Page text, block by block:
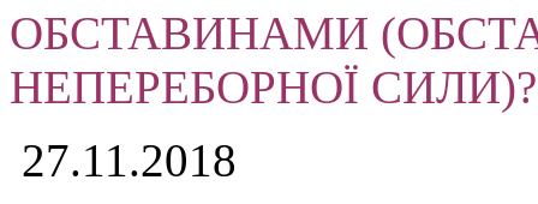
ОБСТАВИНАМИ
НЕПЕРЕБОРНОЇ СИЛИ)?
27.11.2018